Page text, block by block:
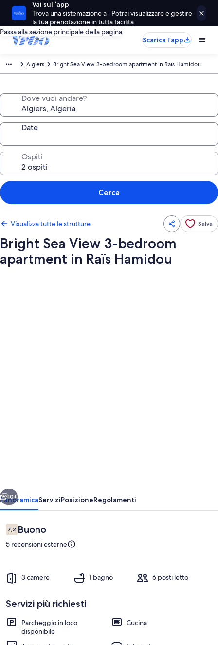
Vai sull’app
Trova una sistemazione a . Potrai visualizzare e gestire
la tua prenotazione in tutta facilità.
Passa alla sezione principale della pagina
Scarica l’app
Algiers Bright Sea View 3-bedroom apartment in Raïs Hamidou
Dove vuoi andare?
Date
Ospiti
Cerca
Visualizza tutte le strutture Salva
Bright Sea View 3-bedroom
apartment in Raïs Hamidou
apartment
in
Raïs
Hamidou
Avanti
10+
PanoramicaServiziPosizioneRegolamenti
Recensioni
7,27,2 su 10
Buono
5 recensioni esterne
3 camere 1 bagno 6 posti letto
Servizi più richiesti
Parcheggio in loco
disponibile
Cucina